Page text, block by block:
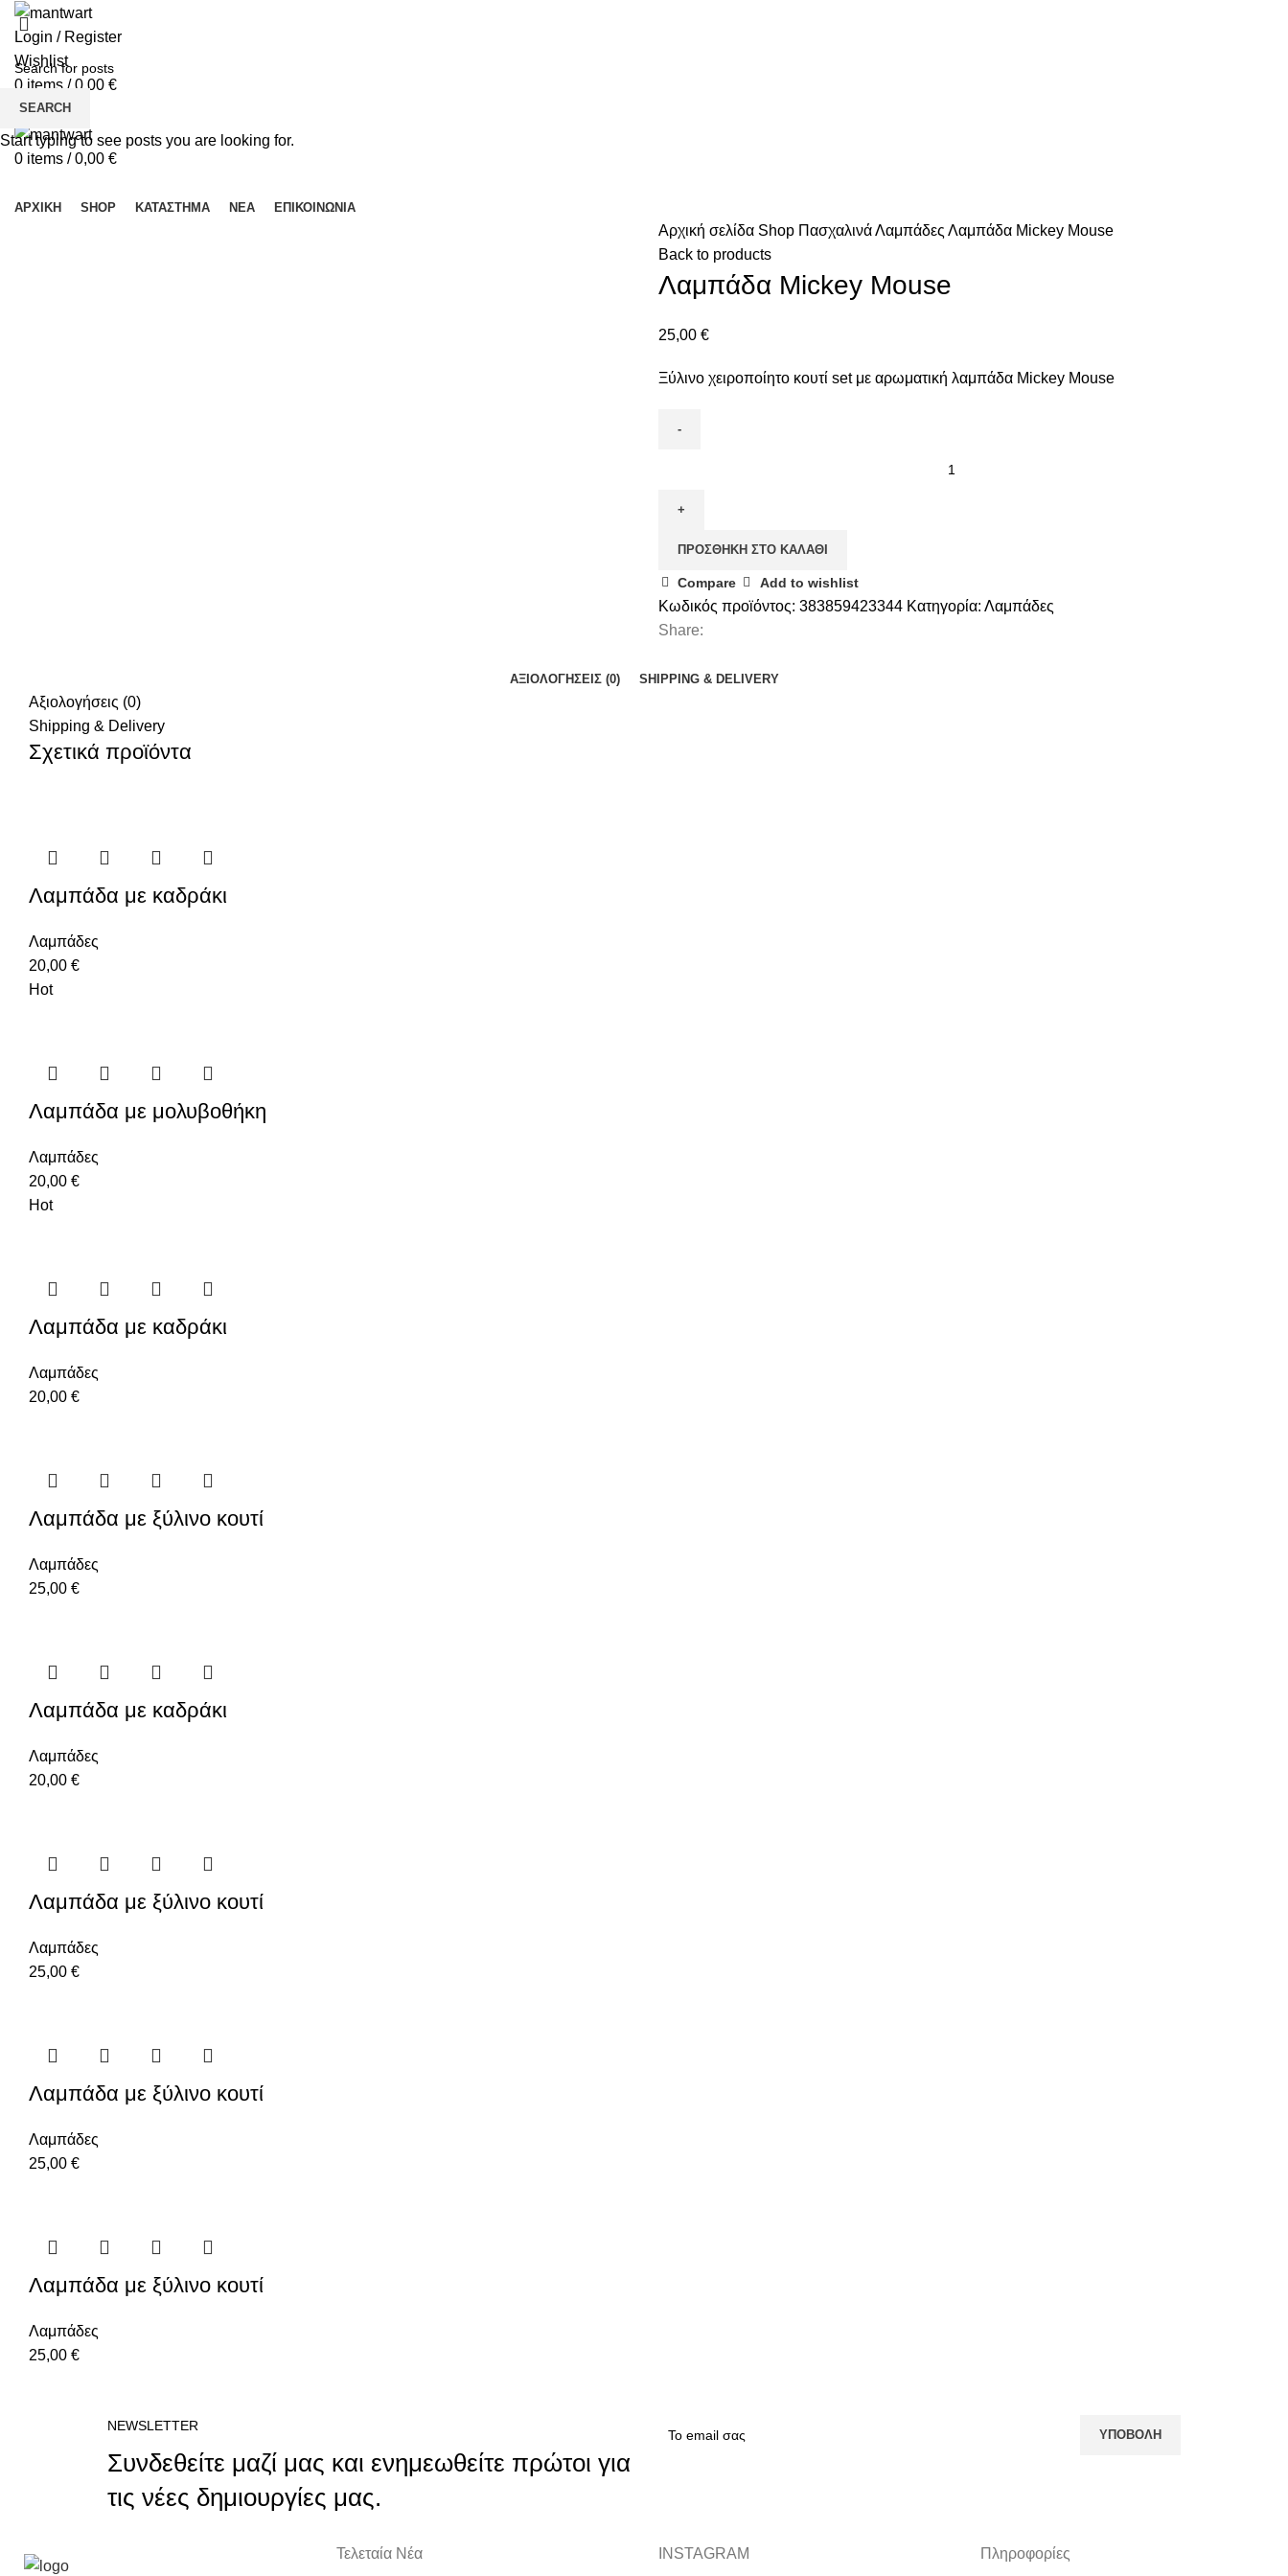
Login / Register
Wishlist
0 items / 0,00 €
Menu
0 items / 0,00 €
ΑΡΧΙΚΉ SHOP ΚΑΤΆΣΤΗΜΑ ΝΈΑ ΕΠΙΚΟΙΝΩΝΊΑ
Αρχική σελίδα Shop ΠασχαλινάΛαμπάδες Λαμπάδα Mickey Mouse
Back to products
Λαμπάδα Mickey Mouse
25,00 €
Ξύλινο χειροποίητο κουτί set με αρωματική λαμπάδα Mickey Mouse
ΠΡΟΣΘΉΚΗ ΣΤΟ ΚΑΛΆΘΙ
Compare Add to wishlist
Κωδικός προϊόντος: 383859423344 Κατηγορία: Λαμπάδες
Share:
ΑΞΙΟΛΟΓΉΣΕΙΣ (0) SHIPPING & DELIVERY
Αξιολογήσεις (0)
Shipping & Delivery
Σχετικά προϊόντα
Λαμπάδα με καδράκι
Λαμπάδες
20,00 €
Hot
Λαμπάδα με μολυβοθήκη
Λαμπάδες
20,00 €
Hot
Λαμπάδα με καδράκι
Λαμπάδες
20,00 €
Λαμπάδα με ξύλινο κουτί
Λαμπάδες
25,00 €
Λαμπάδα με καδράκι
Λαμπάδες
20,00 €
Λαμπάδα με ξύλινο κουτί
Λαμπάδες
25,00 €
Λαμπάδα με ξύλινο κουτί
Λαμπάδες
25,00 €
Λαμπάδα με ξύλινο κουτί
Λαμπάδες
25,00 €
NEWSLETTER
Συνδεθείτε μαζί μας και ενημεωθείτε πρώτοι για
τις νέες δημιουργίες μας.
Τελεταία Νέα INSTAGRAM Πληροφορίες
SEARCH
Start typing to see posts you are looking for.